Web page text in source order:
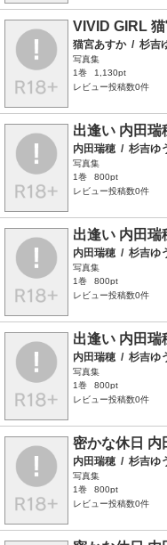
VIVID GIRL
猫宮あすか / 杉吉
写真集
1巻
1,130pt
レビュー投稿数0件
出逢い 内田
内田瑞穂 / 杉吉ゆ
写真集
1巻
800pt
レビュー投稿数0件
出逢い 内田
内田瑞穂 / 杉吉ゆ
写真集
1巻
800pt
レビュー投稿数0件
出逢い 内田
内田瑞穂 / 杉吉ゆ
写真集
1巻
800pt
レビュー投稿数0件
密かな休日
内田瑞穂 / 杉吉ゆ
写真集
1巻
800pt
レビュー投稿数0件